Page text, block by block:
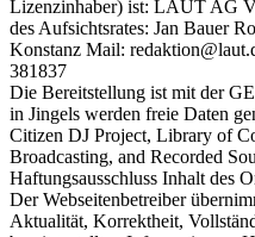
Lizenzinhaber) ist: LAUT AG
des Aufsichtsrates: Jan Bauer
Konstanz Mail:
381837
Die Bereitstellung ist mit der
in Jingels werden freie Daten
Citizen DJ Project, Library of
Broadcasting, and Recorded
Haftungsausschluss Inhalt des
Der Webseitenbetreiber
Aktualität, Korrektheit,